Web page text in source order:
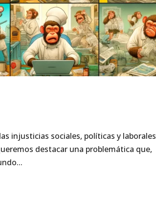
injusticias sociales, políticas y laborales
destacar una problemática que,